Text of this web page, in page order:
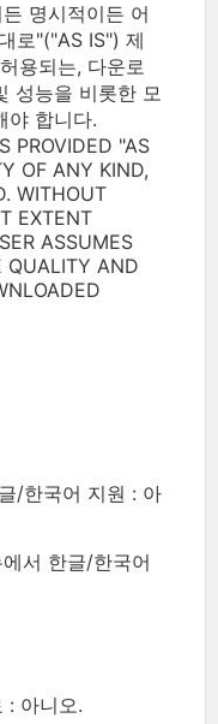
명시적이든 어
로"("AS IS") 제
용되는, 다운로
성능을 비롯한 모
야 합니다.
PROVIDED "AS
OF ANY KIND,
WITHOUT
EXTENT
ASSUMES
QUALITY AND
/한국어 지원 : 아
서 한글/한국어
: 아니오.